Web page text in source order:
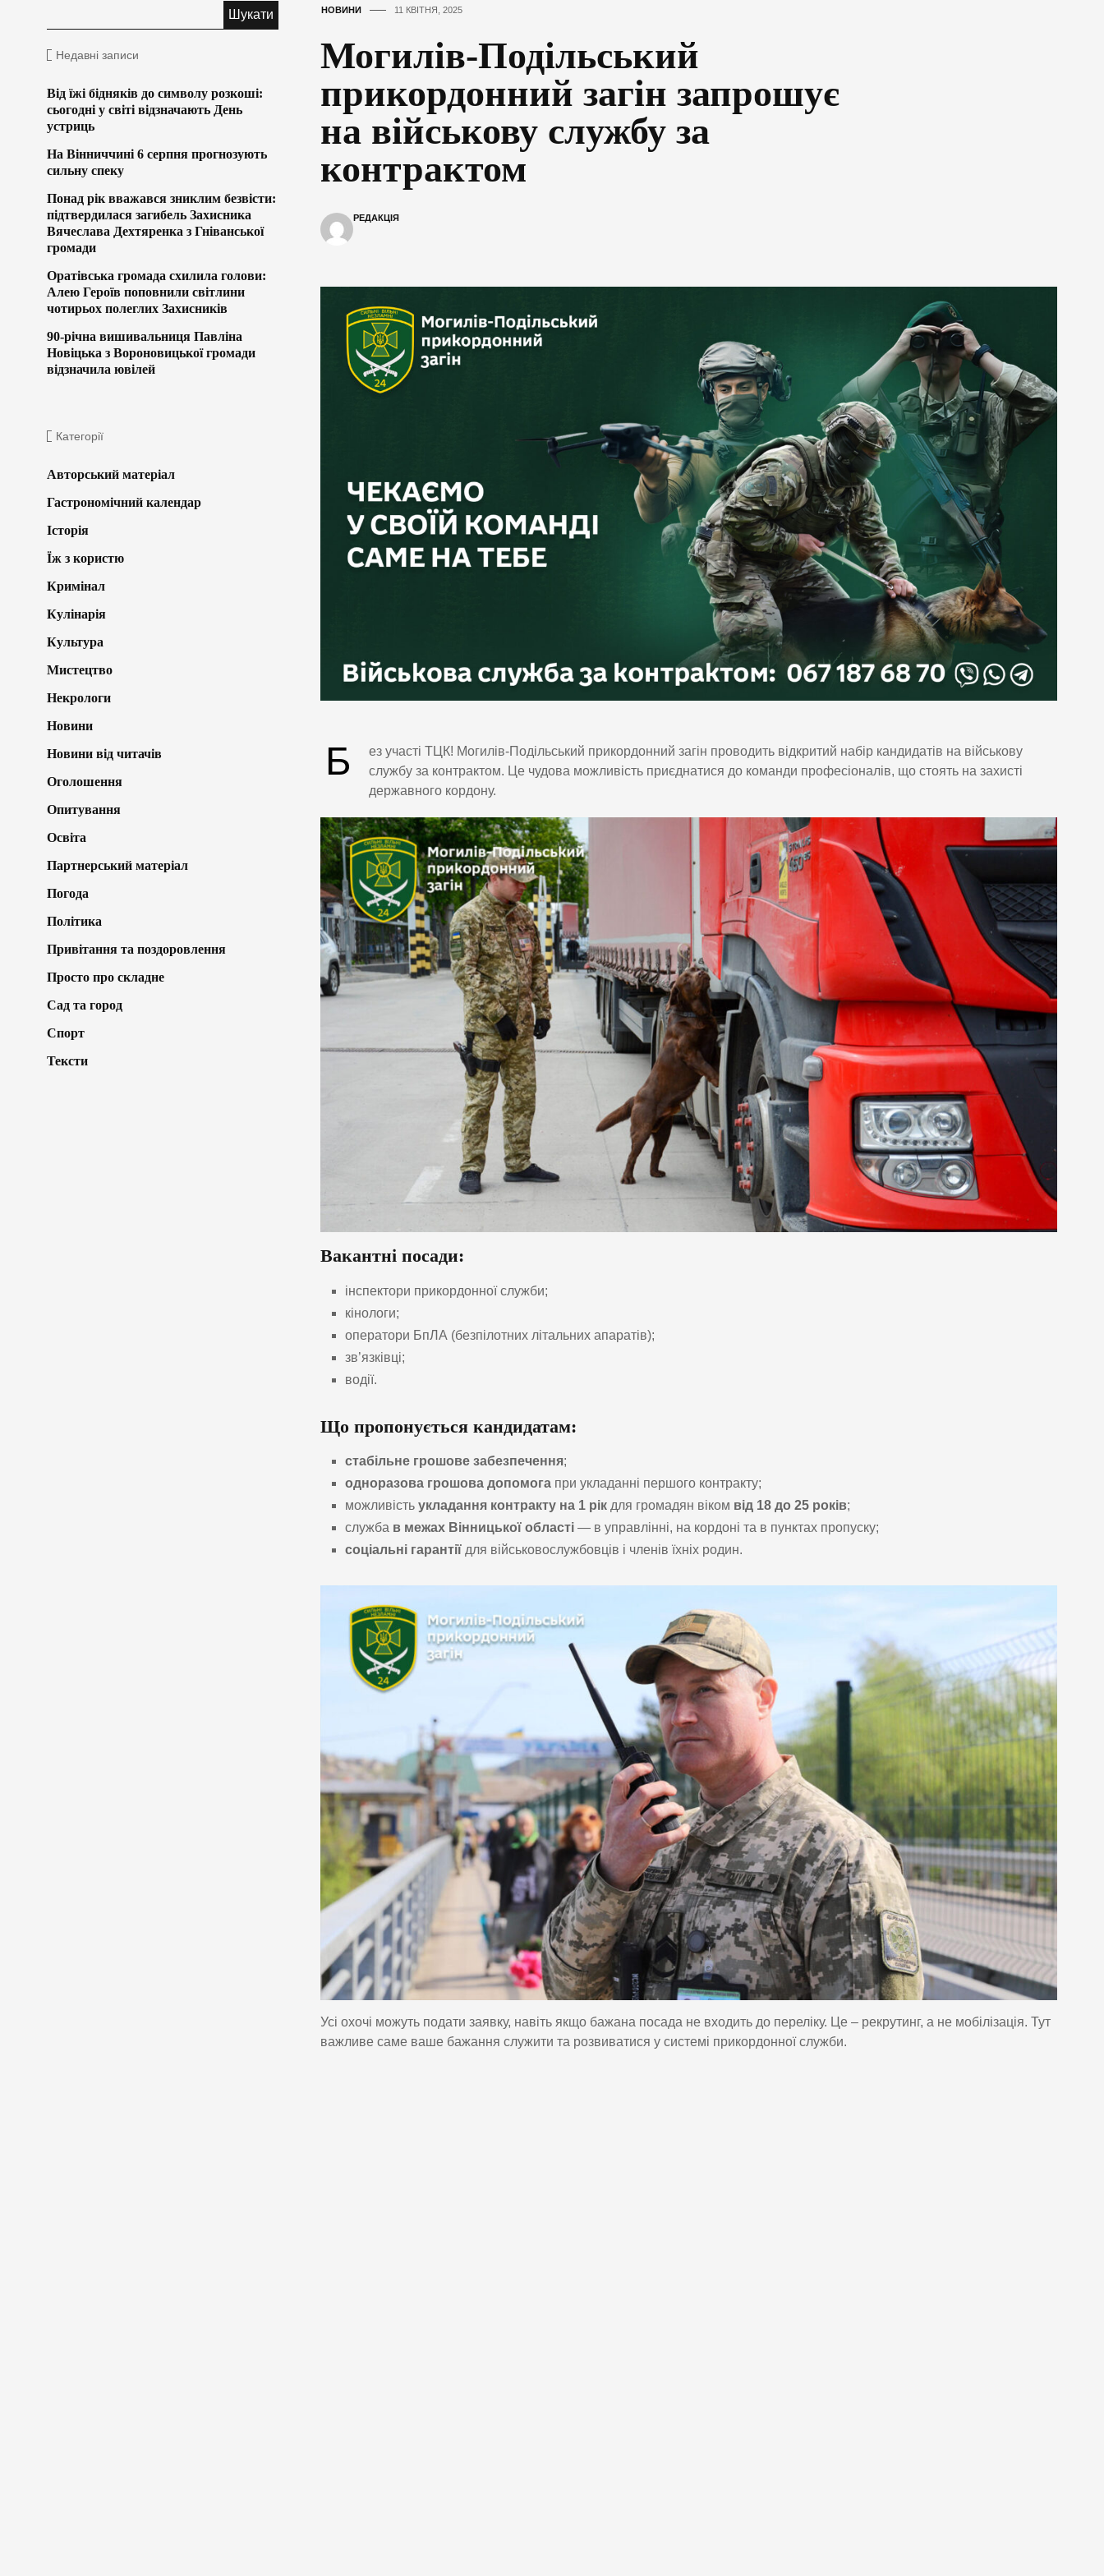
НОВИНИ 11 КВІТНЯ, 2025
Могилів-Подільський
прикордонний загін запрошує
на військову службу за
контрактом
РЕДАКЦІЯ
Б
ез участі ТЦК! Могилів-Подільський прикордонний загін проводить відкритий набір кандидатів на військову
службу за контрактом. Це чудова можливість приєднатися до команди професіоналів, що стоять на захисті
державного кордону.
Вакантні посади:
інспектори прикордонної служби;
кінологи;
оператори БпЛА (безпілотних літальних апаратів);
зв’язківці;
водії.
Що пропонується кандидатам:
стабільне грошове забезпечення;
одноразова грошова допомогапри укладанні першого контракту;
можливість укладання контракту на 1 рікдля громадян віком від 18 до 25 років;
служба в межах Вінницької області— в управлінні, на кордоні та в пунктах пропуску;
соціальні гарантіїдля військовослужбовців і членів їхніх родин.
Усі охочі можуть подати заявку, навіть якщо бажана посада не входить до переліку. Це – рекрутинг, а не мобілізація. Тут
важливе саме ваше бажання служити та розвиватися у системі прикордонної служби.
Недавні записи
Від їжі бідняків до символу розкоші:
сьогодні у світі відзначають День
устриць
На Вінниччині 6 серпня прогнозують
сильну спеку
Понад рік вважався зниклим безвісти:
підтвердилася загибель Захисника
Вячеслава Дехтяренка з Гніванської
громади
Оратівська громада схилила голови:
Алею Героїв поповнили світлини
чотирьох полеглих Захисників
90-річна вишивальниця Павліна
Новіцька з Вороновицької громади
відзначила ювілей
Категорії
Авторський матеріал
Гастрономічний календар
Історія
Їж з користю
Кримінал
Кулінарія
Культура
Мистецтво
Некрологи
Новини
Новини від читачів
Оголошення
Опитування
Освіта
Партнерський матеріал
Погода
Політика
Привітання та поздоровлення
Просто про складне
Сад та город
Спорт
Тексти